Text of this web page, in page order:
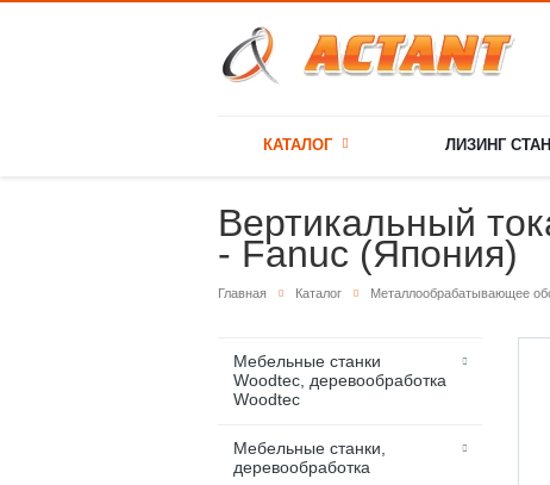
КАТАЛОГ ЛИЗИНГ
Вертикальный
- Fanuc (Япония)
Главная Каталог Металлообрабатывающее
Мебельные станки
Woodtec, деревообработка
Woodtec
Мебельные станки,
деревообработка